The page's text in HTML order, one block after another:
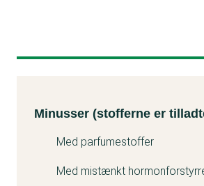
Minusser (stofferne er
Med parfumestoffer
Med mistænkt